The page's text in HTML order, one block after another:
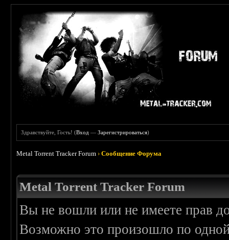
Здравствуйте, Гость! (Вход —Зарегистрироваться)
Metal Torrent Tracker Forum ›Сообщение Форума
Metal Torrent Tracker Forum
Вы не вошли или не имеете прав
Возможно это произошло по